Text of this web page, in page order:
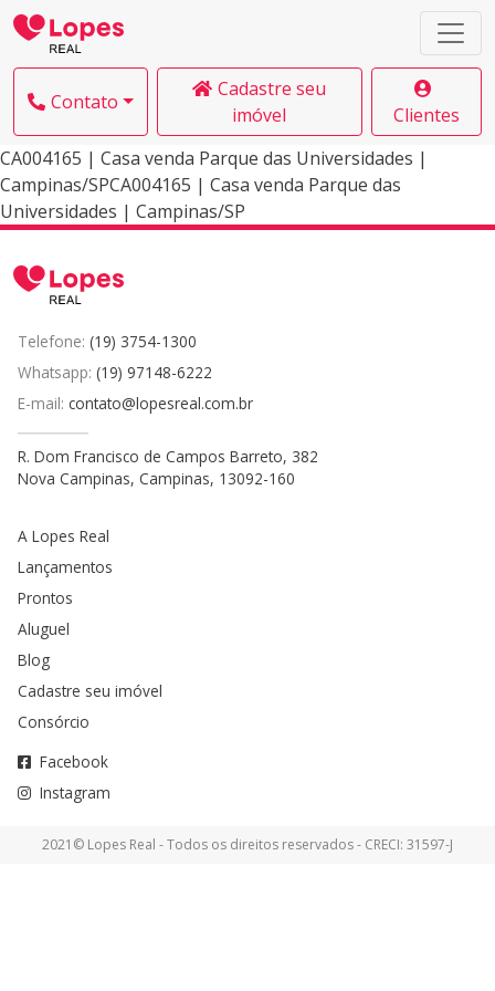
Contato
Cadastre seu
imóvel
Clientes
CA004165 | Casa venda Parque das Universidades |
Campinas/SPCA004165 | Casa venda Parque das
Universidades | Campinas/SP
Telefone: (19) 3754-1300
Whatsapp: (19) 97148-6222
E-mail: contato@lopesreal.com.br
R. Dom Francisco de Campos Barreto, 382
Nova Campinas, Campinas, 13092-160
A Lopes Real
Lançamentos
Prontos
Aluguel
Blog
Cadastre seu imóvel
Consórcio
Facebook
Instagram
2021© Lopes Real - Todos os direitos reservados - CRECI: 31597-J